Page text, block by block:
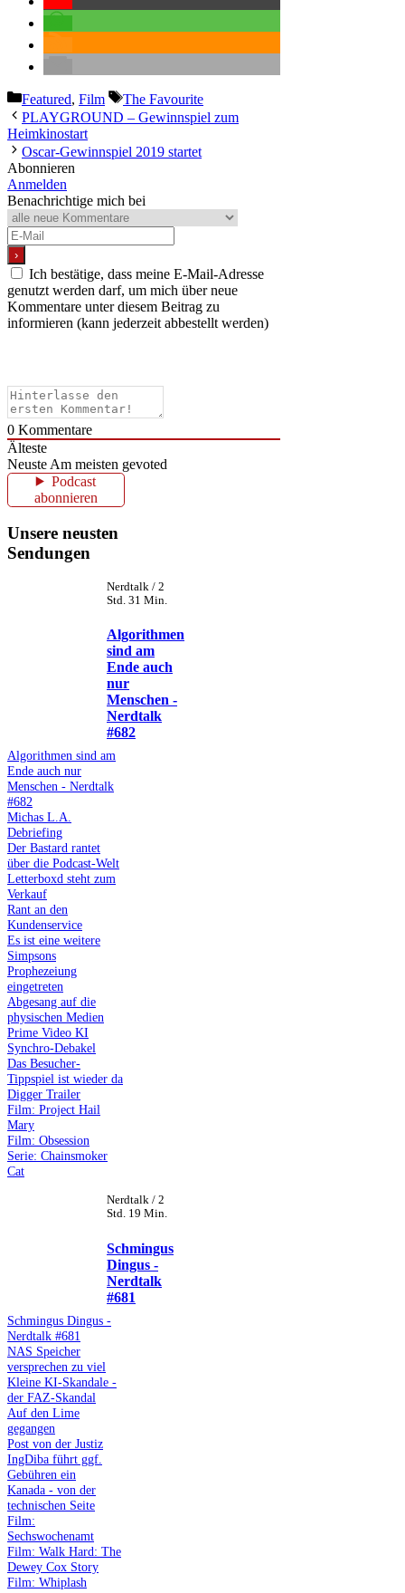
Kategorien
Featured, Film Schlagwörter
The Favourite
PLAYGROUND – Gewinnspiel zum
Heimkinostart
Oscar-Gewinnspiel 2019 startet
Abonnieren
Anmelden
Benachrichtige mich bei
Ich bestätige, dass meine E-Mail-Adresse
genutzt werden darf, um mich über neue
Kommentare unter diesem Beitrag zu
informieren (kann jederzeit abbestellt werden)
0 Kommentare
Älteste
Neuste Am meisten gevoted
Podcast
abonnieren
Unsere neusten
Sendungen
Nerdtalk / 2
Std. 31 Min.
Algorithmen
sind am
Ende auch
nur
Menschen -
Nerdtalk
#682
Algorithmen sind am
Ende auch nur
Menschen - Nerdtalk
#682
Michas L.A.
Debriefing
Der Bastard rantet
über die Podcast-Welt
Letterboxd steht zum
Verkauf
Rant an den
Kundenservice
Es ist eine weitere
Simpsons
Prophezeiung
eingetreten
Abgesang auf die
physischen Medien
Prime Video KI
Synchro-Debakel
Das Besucher-
Tippspiel ist wieder da
Digger Trailer
Film: Project Hail
Mary
Film: Obsession
Serie: Chainsmoker
Cat
Nerdtalk / 2
Std. 19 Min.
Schmingus
Dingus -
Nerdtalk
#681
Schmingus Dingus -
Nerdtalk #681
NAS Speicher
versprechen zu viel
Kleine KI-Skandale -
der FAZ-Skandal
Auf den Lime
gegangen
Post von der Justiz
IngDiba führt ggf.
Gebühren ein
Kanada - von der
technischen Seite
Film:
Sechswochenamt
Film: Walk Hard: The
Dewey Cox Story
Film: Whiplash